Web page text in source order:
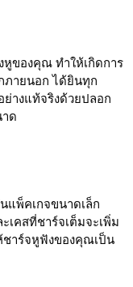
ของคุณ ทำให้เกิดการ
ภายนอก ได้ยินทุก
างแท้จริงด้วยปลอก
ด
แพ็คเกจขนาดเล็ก
เคสที่ชาร์จเต็มจะเพิ่ม
ชาร์จหูฟังของคุณเป็น